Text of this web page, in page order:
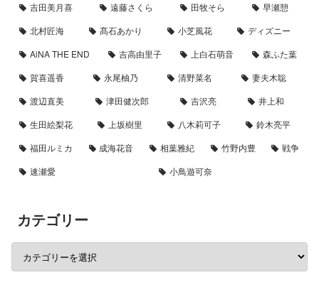
吉田美月喜
遠藤さくら 田牧そら
早瀬憩
北村匠海
髙石あかり 小芝風花
ディズニー
AiNA THE END
吉高由里子 上白石萌音
森ふた葉
賀喜遥香
永尾柚乃 清野菜名
妻夫木聡
渡辺直美
津田健次郎 吉沢亮
井上和
生田絵梨花
上坂樹里 八木莉可子
鈴木亮平
福田ルミカ
成海花音 相葉雅紀 竹野内豊
戦争
速瀬愛
小鳥遊可奈
カテゴリー